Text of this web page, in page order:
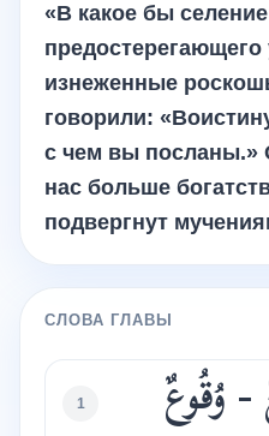
«В какое бы
предостерегающего
изнеженные
говорили:
с чем вы посланы.»
нас больше
подвергнут
СЛОВА ГЛАВЫ
1 وُقُوعٌ